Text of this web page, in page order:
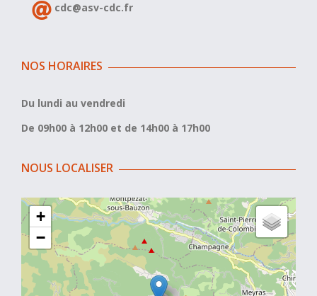
cdc@asv-cdc.fr
NOS HORAIRES
Du lundi au vendredi
De 09h00 à 12h00 et de 14h00 à 17h00
NOUS LOCALISER
+
−